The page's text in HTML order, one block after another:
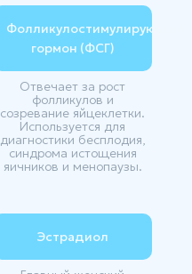
Фолликулостимулирующий
гормон (ФСГ)
Отвечает за рост
фолликулов и
созревание яйцеклетки.
Используется для
диагностики бесплодия,
синдрома истощения
яичников и менопаузы.
Эстрадиол